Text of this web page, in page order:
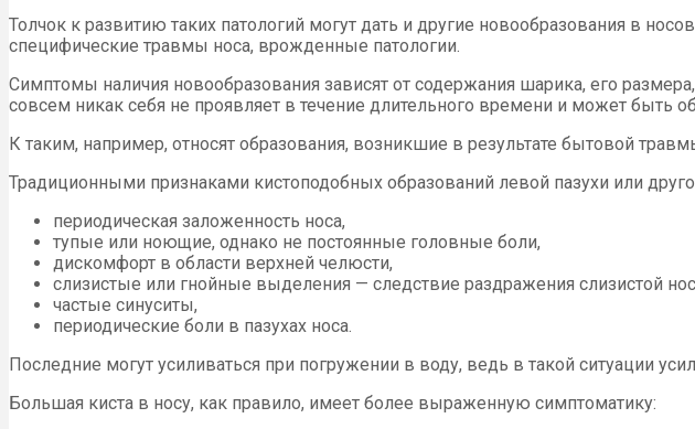
Толчок к развитию таких патологий могут дать и другие новообразования в
специфические травмы носа, врожденные патологии.
Симптомы наличия новообразования зависят от содержания шарика, его
совсем никак себя не проявляет в течение длительного времени и может быть
К таким, например, относят образования, возникшие в результате бытовой
Традиционными признаками кистоподобных образований левой пазухи или
периодическая заложенность носа,
тупые или ноющие, однако не постоянные головные боли,
дискомфорт в области верхней челюсти,
слизистые или гнойные выделения — следствие раздражения слизистой
частые синуситы,
периодические боли в пазухах носа.
Последние могут усиливаться при погружении в воду, ведь в такой ситуации
Большая киста в носу, как правило, имеет более выраженную симптоматику: